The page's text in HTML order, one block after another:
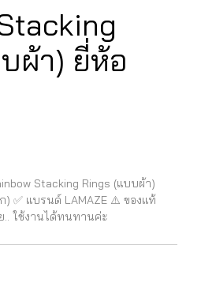
ผ้า) ยี่ห้อ
Stacking Rings (แบบผ้า)
✅ แบรนด์ LAMAZE ⚠️ ของแท้
ใช้งานได้ทนทานค่ะ